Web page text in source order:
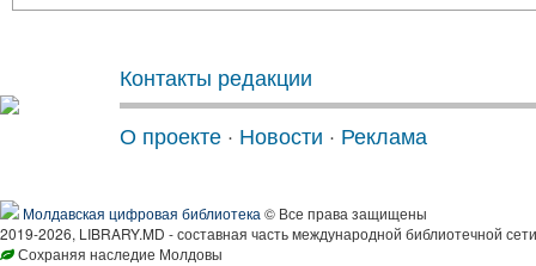
Контакты редакции
О проекте · Новости · Реклама
Молдавская цифровая библиотека © Все права защищены
2019-2026, LIBRARY.MD - составная часть международной библиотечной
Сохраняя наследие Молдовы